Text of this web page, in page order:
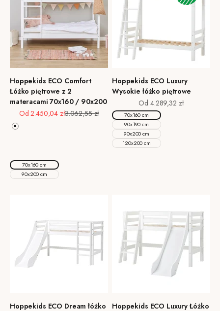
Hoppekids ECO Comfort
Łóżko piętrowe z 2
materacami 70x160 / 90x200
Cena promocyjna
Od 2.450,04 złCena regularna
3.062,55 zł
Biały
Dove Grey
70x160 cm
90x200 cm
Hoppekids ECO Luxury
Wysokie łóżko piętrowe
Cena promocyjna
Od 4.289,32 zł
70x160 cm
90x190 cm
90x200 cm
120x200 cm
Hoppekids ECO Dream łóżko Hoppekids ECO Luxury Łóżko